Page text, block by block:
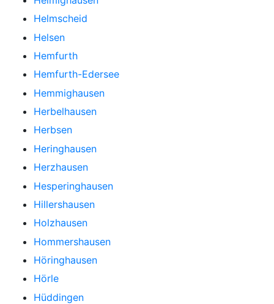
Helmscheid
Helsen
Hemfurth
Hemfurth-Edersee
Hemmighausen
Herbelhausen
Herbsen
Heringhausen
Herzhausen
Hesperinghausen
Hillershausen
Holzhausen
Hommershausen
Höringhausen
Hörle
Hüddingen